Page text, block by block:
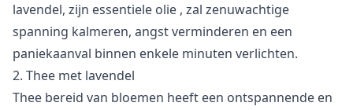
lavendel, zijn essentiele olie , zal zenuwachtige
spanning kalmeren, angst verminderen en een
paniekaanval binnen enkele minuten verlichten.
2. Thee met lavendel
Thee bereid van bloemen heeft een ontspannende en